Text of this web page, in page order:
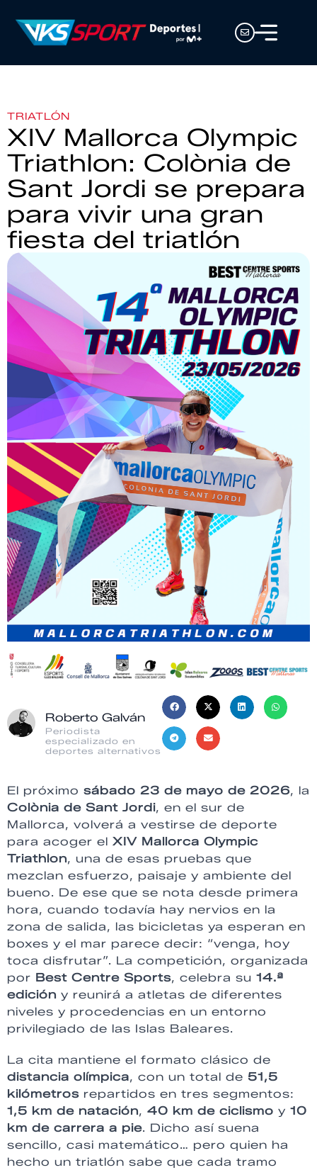
TRIATLÓN
XIV Mallorca Olympic
Triathlon: Colònia de
Sant Jordi se prepara
para vivir una gran
fiesta del triatlón
Roberto Galván
Periodista
especializado en
deportes alternativos
El próximo sábado 23 de mayo de 2026, la
Colònia de Sant Jordi, en el sur de
Mallorca, volverá a vestirse de deporte
para acoger el XIV Mallorca Olympic
Triathlon, una de esas pruebas que
mezclan esfuerzo, paisaje y ambiente del
bueno. De ese que se nota desde primera
hora, cuando todavía hay nervios en la
zona de salida, las bicicletas ya esperan en
boxes y el mar parece decir: “venga, hoy
toca disfrutar”. La competición, organizada
por Best Centre Sports, celebra su 14.ª
edición y reunirá a atletas de diferentes
niveles y procedencias en un entorno
privilegiado de las Islas Baleares.
La cita mantiene el formato clásico de
distancia olímpica, con un total de 51,5
kilómetros repartidos en tres segmentos:
1,5 km de natación, 40 km de ciclismo y 10
km de carrera a pie. Dicho así suena
sencillo, casi matemático… pero quien ha
hecho un triatlón sabe que cada tramo